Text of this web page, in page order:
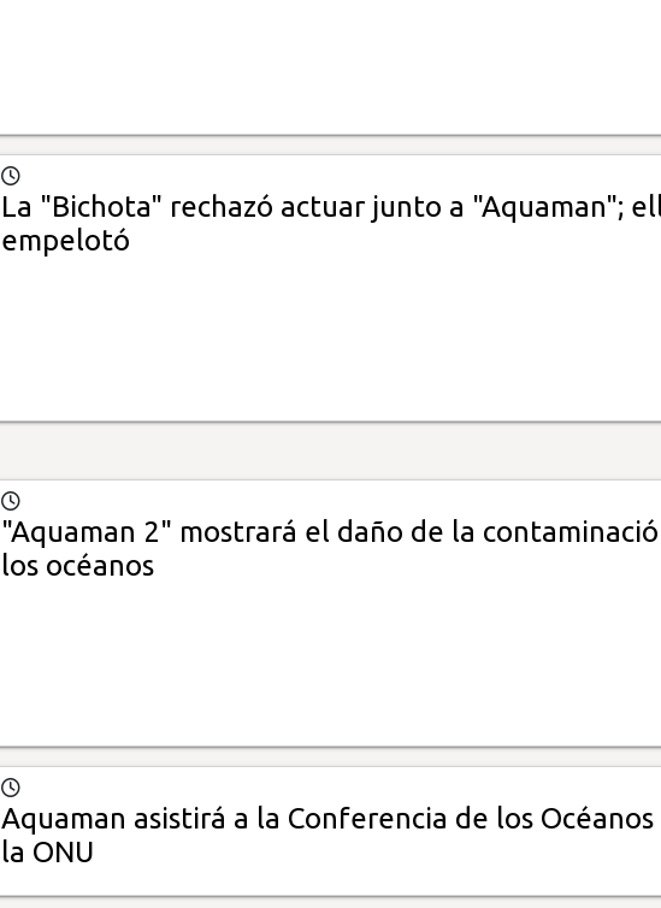
La "Bichota" rechazó actuar junto a "Aquaman";
empelotó
"Aquaman 2" mostrará el daño de la
los océanos
Aquaman asistirá a la Conferencia de los Océanos
la ONU